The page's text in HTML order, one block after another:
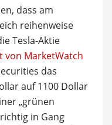
dass am
reihenweise
Tesla-Aktie
von MarketWatch
das
auf 1100 Dollar
„grünen
in Gang